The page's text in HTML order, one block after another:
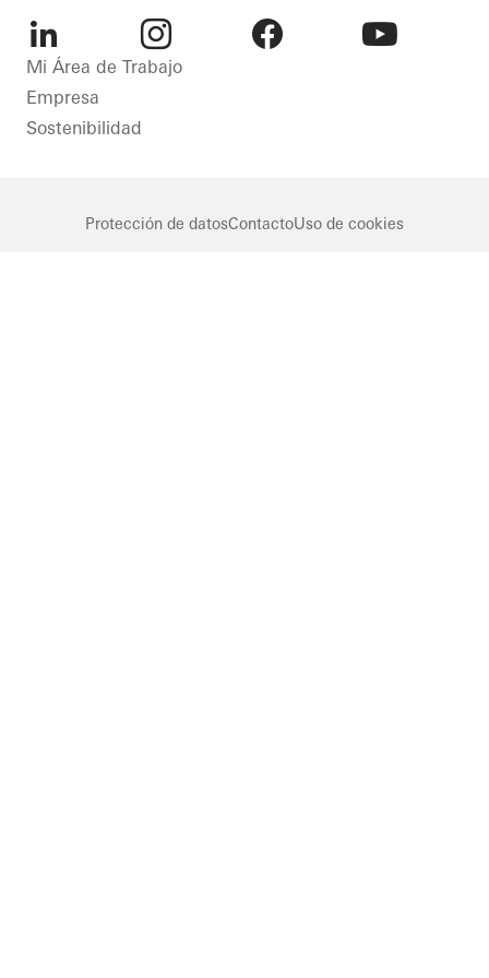
correderas
Poland
LinkedIn Instagram
Mi Área de Trabajo
Empresa
Sostenibilidad
Protección de datosContactoUso de cookies